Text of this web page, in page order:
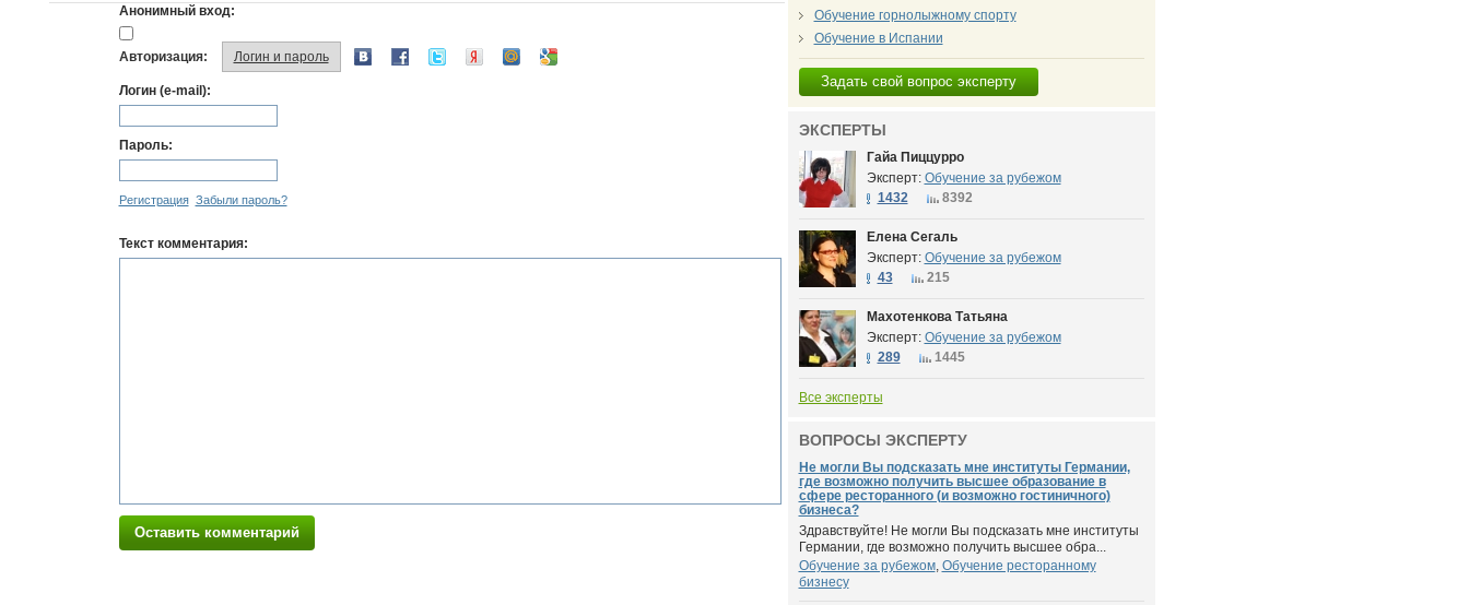
Анонимный вход:
Авторизация: Логин и пароль
Логин (e-mail):
Пароль:
Регистрация Забыли пароль?
Текст комментария:
Оставить комментарий
Обучение горнолыжному спорту
Обучение в Испании
Задать свой вопрос эксперту
ЭКСПЕРТЫ
Гайа Пиццурро
Эксперт: Обучение за рубежом
1432
8392
Елена Сегаль
Эксперт: Обучение за рубежом
43
215
Махотенкова Татьяна
Эксперт: Обучение за рубежом
289
1445
Все эксперты
ВОПРОСЫ ЭКСПЕРТУ
Не могли Вы подсказать мне институты Германии,
где возможно получить высшее образование в
сфере ресторанного (и возможно гостиничного)
бизнеса?
Здравствуйте! Не могли Вы подсказать мне институты
Германии, где возможно получить высшее обра...
Обучение за рубежом, Обучение ресторанному
бизнесу